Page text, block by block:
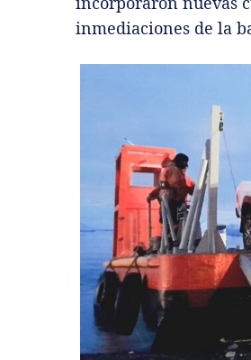
inmediaciones de la